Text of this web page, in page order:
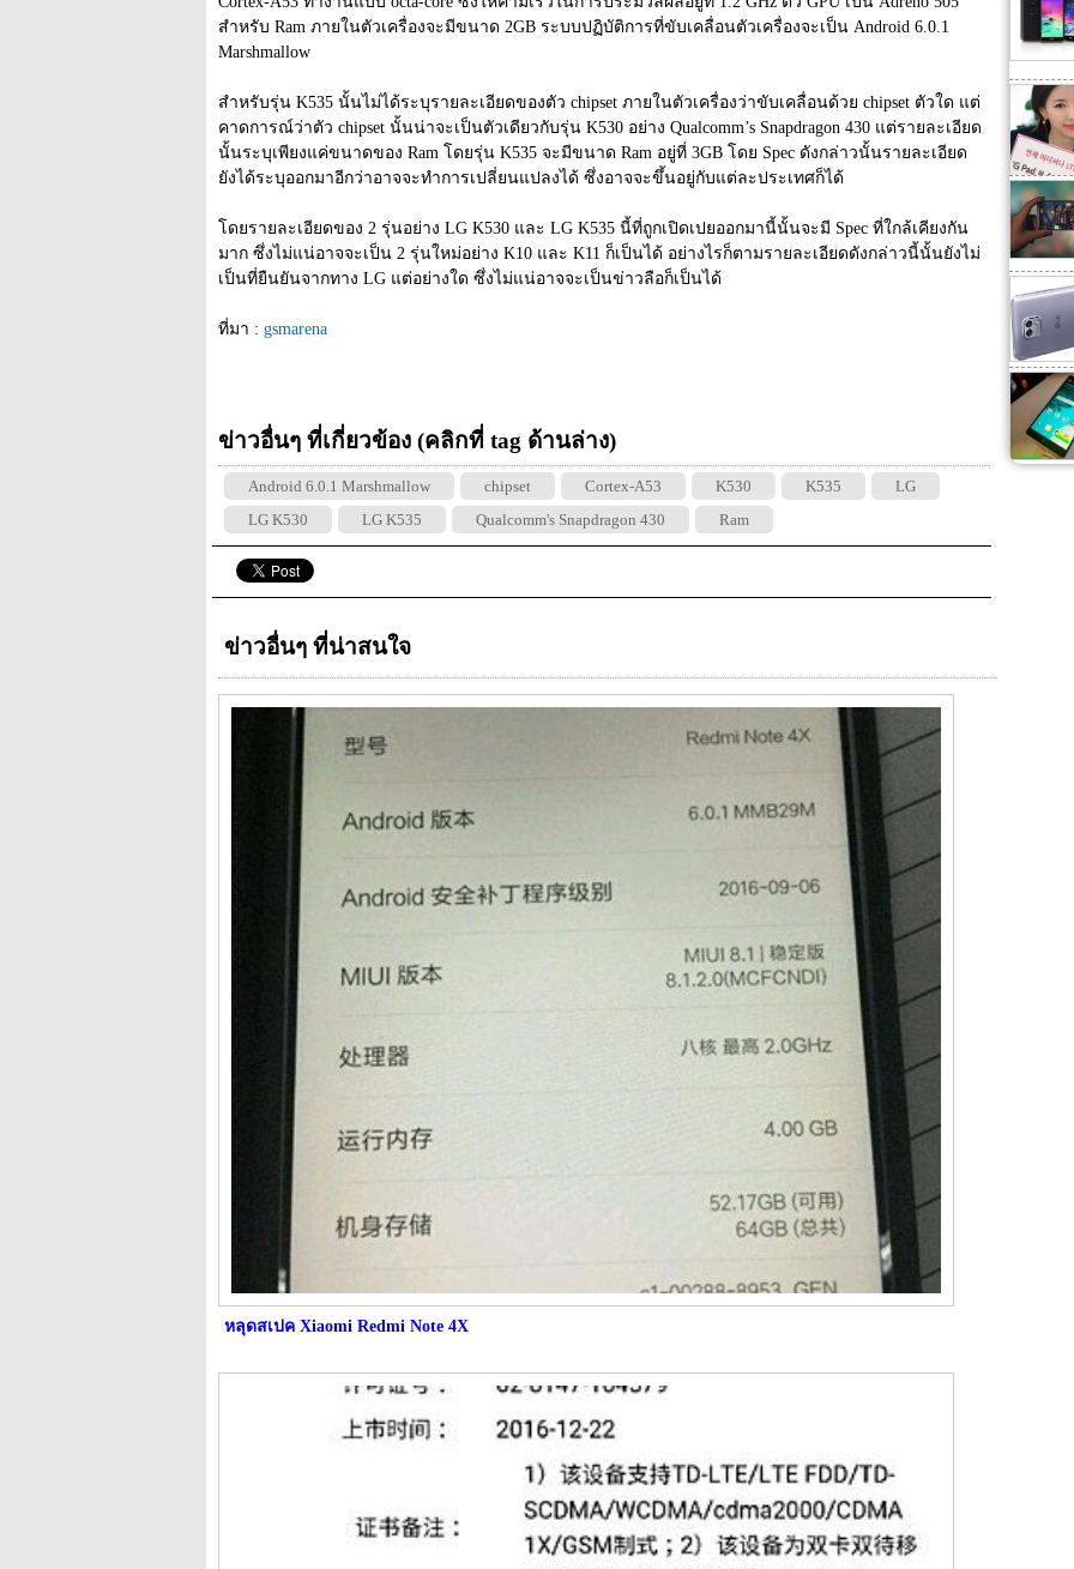
สำหรับ Ram ภายในตัวเครื่องจะมีขนาด 2GB ระบบปฏิบัติการที่ขับเคลื่อนตัวเครื่องจะเป็น Android 6.0.1
Marshmallow
สำหรับรุ่น K535 นั้นไม่ได้ระบุรายละเอียดของตัว chipset ภายในตัวเครื่องว่าขับเคลื่อนด้วย chipset ตัวใด แต่
คาดการณ์ว่าตัว chipset นั้นน่าจะเป็นตัวเดียวกับรุ่น K530 อย่าง Qualcomm’s Snapdragon 430 แต่รายละเอียด
นั้นระบุเพียงแค่ขนาดของ Ram โดยรุ่น K535 จะมีขนาด Ram อยู่ที่ 3GB โดย Spec ดังกล่าวนั้นรายละเอียด
ยังได้ระบุออกมาอีกว่าอาจจะทำการเปลี่ยนแปลงได้ ซึ่งอาจจะขึ้นอยู่กับแต่ละประเทศก็ได้
โดยรายละเอียดของ 2 รุ่นอย่าง LG K530 และ LG K535 นี้ที่ถูกเปิดเปยออกมานี้นั้นจะมี Spec ที่ใกล้เคียงกัน
มาก ซึ่งไม่แน่อาจจะเป็น 2 รุ่นใหม่อย่าง K10 และ K11 ก็เป็นได้ อย่างไรก็ตามรายละเอียดดังกล่าวนี้นั้นยังไม่
เป็นที่ยืนยันจากทาง LG แต่อย่างใด ซึ่งไม่แน่อาจจะเป็นข่าวลือก็เป็นได้
ที่มา : gsmarena
ข่าวอื่นๆ ที่เกี่ยวข้อง (คลิกที่ tag ด้านล่าง)
Android 6.0.1 Marshmallow chipset Cortex-A53 K530 K535
LG
LG K530
LG K535 Qualcomm's Snapdragon 430 Ram
ข่าวอื่นๆ ที่น่าสนใจ
หลุดสเปค Xiaomi Redmi Note 4X